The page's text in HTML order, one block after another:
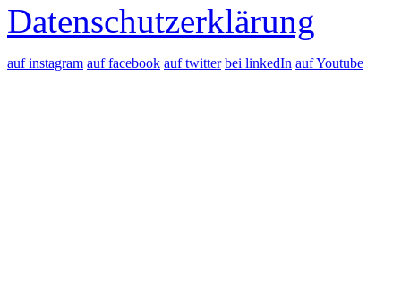
Datenschutzerklärung
auf instagram auf facebook auf twitter bei linkedIn auf Youtube